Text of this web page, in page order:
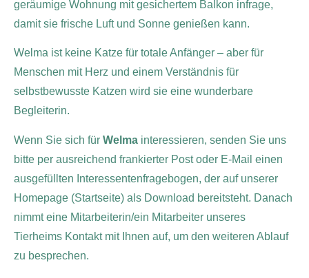
geräumige Wohnung mit gesichertem Balkon infrage,
damit sie frische Luft und Sonne genießen kann.
Welma ist keine Katze für totale Anfänger – aber für
Menschen mit Herz und einem Verständnis für
selbstbewusste Katzen wird sie eine wunderbare
Begleiterin.
Wenn Sie sich für Welma interessieren, senden Sie uns
bitte per ausreichend frankierter Post oder E-Mail einen
ausgefüllten Interessentenfragebogen, der auf unserer
Homepage (Startseite) als Download bereitsteht. Danach
nimmt eine Mitarbeiterin/ein Mitarbeiter unseres
Tierheims Kontakt mit Ihnen auf, um den weiteren Ablauf
zu besprechen.